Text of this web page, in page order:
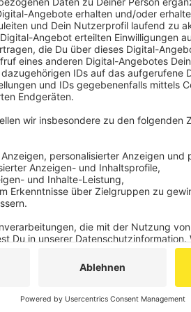
Buche entscheidet, der kann
groß, 5 auf den Meter) für günstige
Bestellung geht am einfachsten über
buchenbuchen@wirfürkonzen.de
Oder telefonisch über: Vorsitzender
Jung: 02472 - 1884, Stv.
Pflanztipps kommen gerne und
erfolgt bei Peter Jung Ende Oktober/
Veröffentlicht:Dienstag, 15.09.2020 13:48
Anzeige